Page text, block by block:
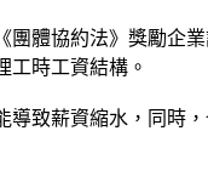
體協約法》獎勵企
工時工資結構。
致薪資縮水，同時